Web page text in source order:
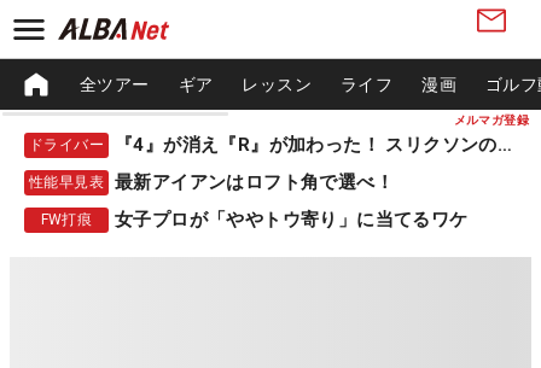
メルマガ登録
全ツアー ギア レッスン ライフ 漫画 ゴル
ドライバー 『4』が消え『R』が加わった！ スリクソンの新作
性能早見表 最新アイアンはロフト角で選べ！
FW打痕 女子プロが「ややトウ寄り」に当てるワケ